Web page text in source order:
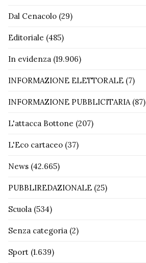
Dal Cenacolo (29)
Editoriale (485)
In evidenza (19.906)
INFORMAZIONE ELETTORALE (7)
INFORMAZIONE PUBBLICITARIA (87)
L'attacca Bottone (207)
L'Eco cartaceo (37)
News (42.665)
PUBBLIREDAZIONALE (25)
Scuola (534)
Senza categoria (2)
Sport (1.639)